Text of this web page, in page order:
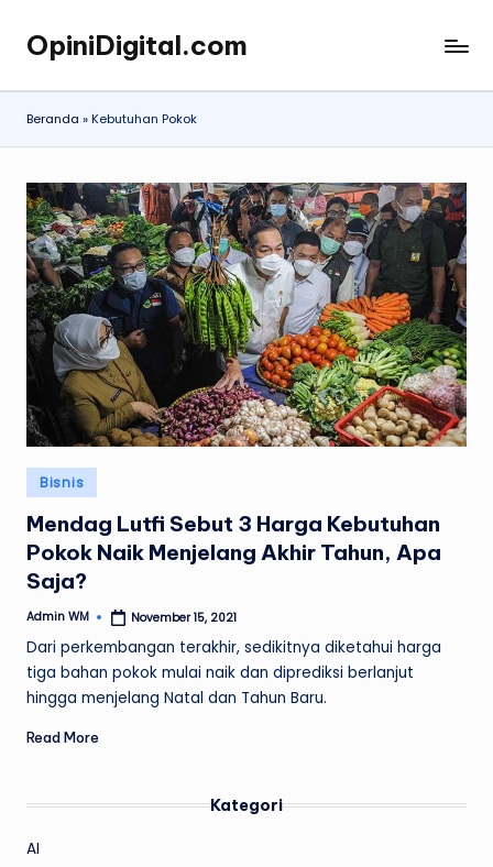
Skip
content
OpiniDigital.com
Opini
Digital
Terupdate
Beranda »Kebutuhan Pokok
Posted
in
Bisnis
Mendag Lutfi Sebut 3 Harga Kebutuhan
Pokok Naik Menjelang Akhir Tahun, Apa
Saja?
Posted
Admin WM November 15, 2021
Dari perkembangan terakhir, sedikitnya diketahui harga
tiga bahan pokok mulai naik dan diprediksi berlanjut
hingga menjelang Natal dan Tahun Baru.
Read More
Kategori
AI